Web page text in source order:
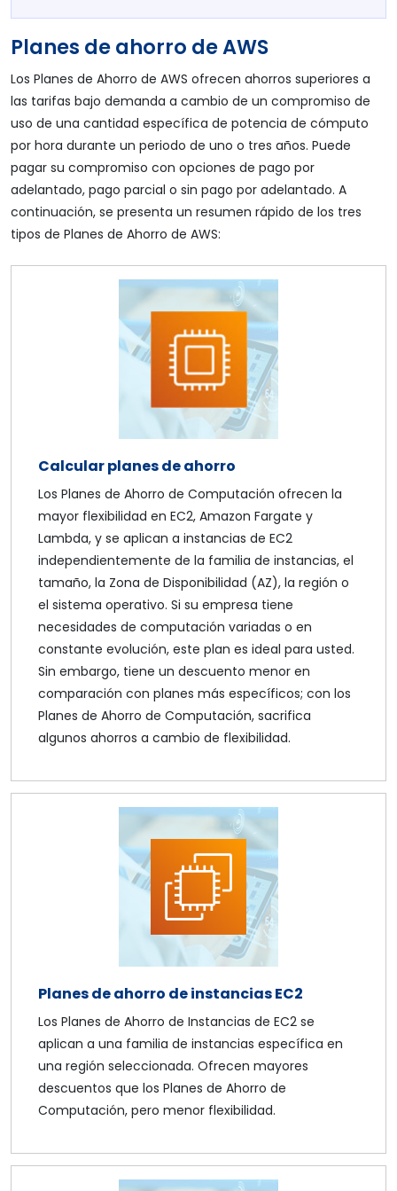
Planes de ahorro de AWS
Los Planes de Ahorro de AWS ofrecen ahorros superiores a
las tarifas bajo demanda a cambio de un compromiso de
uso de una cantidad específica de potencia de cómputo
por hora durante un periodo de uno o tres años. Puede
pagar su compromiso con opciones de pago por
adelantado, pago parcial o sin pago por adelantado. A
continuación, se presenta un resumen rápido de los tres
tipos de Planes de Ahorro de AWS:
Calcular planes de ahorro
Los Planes de Ahorro de Computación ofrecen la
mayor flexibilidad en EC2, Amazon Fargate y
Lambda, y se aplican a instancias de EC2
independientemente de la familia de instancias, el
tamaño, la Zona de Disponibilidad (AZ), la región o
el sistema operativo. Si su empresa tiene
necesidades de computación variadas o en
constante evolución, este plan es ideal para usted.
Sin embargo, tiene un descuento menor en
comparación con planes más específicos; con los
Planes de Ahorro de Computación, sacrifica
algunos ahorros a cambio de flexibilidad.
Planes de ahorro de instancias EC2
Los Planes de Ahorro de Instancias de EC2 se
aplican a una familia de instancias específica en
una región seleccionada. Ofrecen mayores
descuentos que los Planes de Ahorro de
Computación, pero menor flexibilidad.